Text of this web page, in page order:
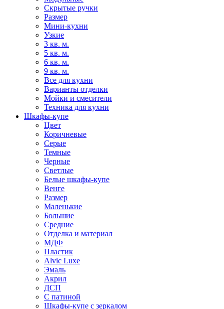
Скрытые ручки
Размер
Мини-кухни
Узкие
3 кв. м.
5 кв. м.
6 кв. м.
9 кв. м.
Все для кухни
Варианты отделки
Мойки и смесители
Техника для кухни
Шкафы-купе
Цвет
Коричневые
Серые
Темные
Черные
Светлые
Белые шкафы-купе
Венге
Размер
Маленькие
Большие
Средние
Отделка и материал
МДФ
Пластик
Alvic Luxe
Эмаль
Акрил
ДСП
С патиной
Шкафы-купе с зеркалом